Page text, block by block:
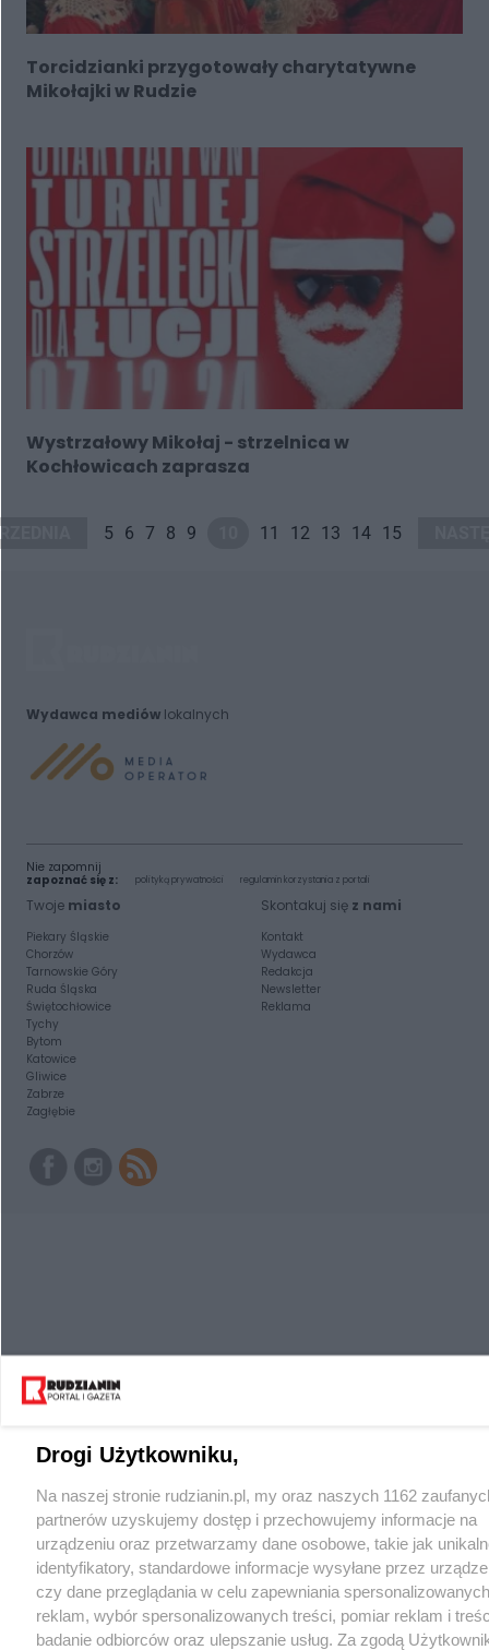
Torcidzianki przygotowały charytatywne
Mikołajki w Rudzie
Wystrzałowy Mikołaj - strzelnica w
Kochłowicach zaprasza
5 6 7 8 9 11 12 13 14 15
Wydawca mediówlokalnych
Nie zapomnij
zapoznać się z:
polityką prywatności regulamin korzystania z portali
Twoje miasto
Piekary Śląskie
Chorzów
Tarnowskie Góry
Ruda Śląska
Świętochłowice
Tychy
Bytom
Katowice
Gliwice
Zabrze
Zagłębie
Skontakuj się z nami
Kontakt
Wydawca
Redakcja
Newsletter
Reklama
Drogi Użytkowniku,
Na naszej stronie rudzianin.pl, my oraz naszych 1162
partnerów uzyskujemy dostęp i przechowujemy informacje na
urządzeniu oraz przetwarzamy dane osobowe, takie jak
identyfikatory, standardowe informacje wysyłane przez
czy dane przeglądania w celu zapewniania spersonalizowanych
reklam, wybór spersonalizowanych treści, pomiar reklam i
badanie odbiorców oraz ulepszanie usług. Za zgodą